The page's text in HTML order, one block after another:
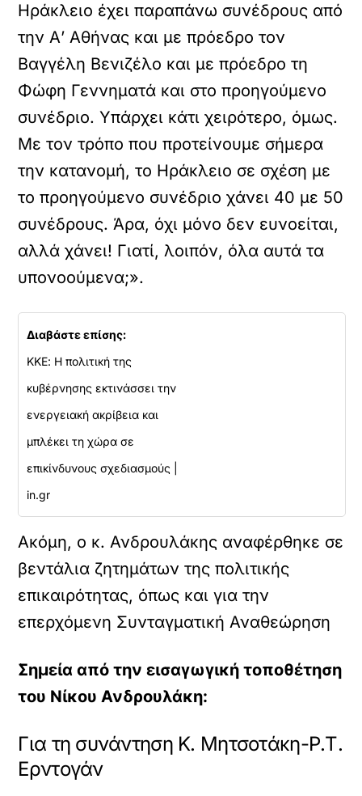
Ηράκλειο έχει παραπάνω συνέδρους από
την Α’ Αθήνας και με πρόεδρο τον
Βαγγέλη Βενιζέλο και με πρόεδρο τη
Φώφη Γεννηματά και στο προηγούμενο
συνέδριο. Υπάρχει κάτι χειρότερο, όμως.
Με τον τρόπο που προτείνουμε σήμερα
την κατανομή, το Ηράκλειο σε σχέση με
το προηγούμενο συνέδριο χάνει 40 με 50
συνέδρους. Άρα, όχι μόνο δεν ευνοείται,
αλλά χάνει! Γιατί, λοιπόν, όλα αυτά τα
υπονοούμενα;».
Διαβάστε επίσης:
ΚΚΕ: Η πολιτική της
κυβέρνησης εκτινάσσει την
ενεργειακή ακρίβεια και
μπλέκει τη χώρα σε
επικίνδυνους σχεδιασμούς |
in.gr
Ακόμη, ο κ. Ανδρουλάκης αναφέρθηκε σε
βεντάλια ζητημάτων της πολιτικής
επικαιρότητας, όπως και για την
επερχόμενη Συνταγματική Αναθεώρηση
Σημεία από την εισαγωγική τοποθέτηση
του Νίκου Ανδρουλάκη:
Για τη συνάντηση Κ. Μητσοτάκη-Ρ.Τ.
Ερντογάν